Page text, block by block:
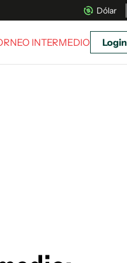
Dólar
INTERMEDIO Login